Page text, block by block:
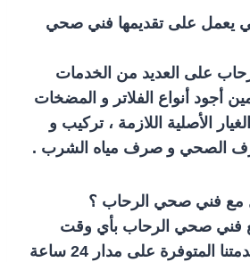
يعمل على تقديمها فني صحي
على العديد من الخدمات
أجود أنواع الفلاتر و المضخات
الأصلية اللازمة ، تركيب و
الصحي و صرف مياه الشرب .
مع فني صحي الرحاب ؟
فني صحي الرحاب بأي وقت
ترغبون به بسبب خدمتنا المتوفرة على مدار 24 ساعة